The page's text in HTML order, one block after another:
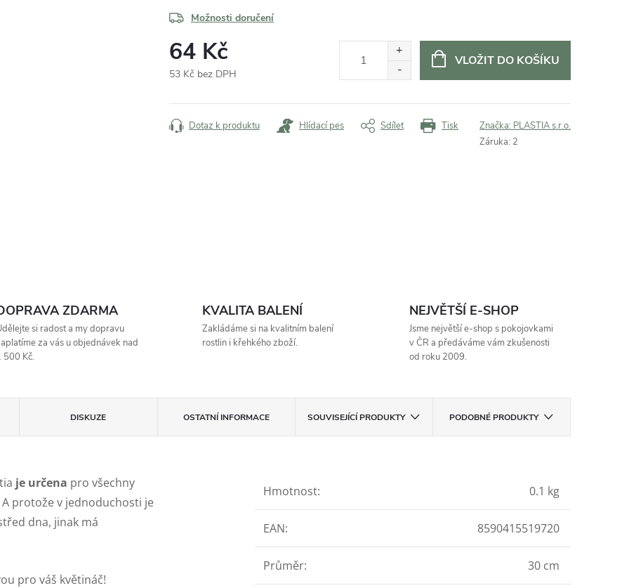
Možnosti doručení
64 Kč
53 Kč bez DPH
cena:
VLOŽIT DO KOŠÍKU
Tisk
Dotaz k produktu Hlídací pes Sdílet Značka: PLASTIA s.r.o.
Záruka: 2
ZDARMA
si radost a my dopravu
za vás u objednávek nad
500 Kč.
KVALITA BALENÍ
Zakládáme si na kvalitním balení
rostlin i křehkého zboží.
NEJVĚTŠÍ E-SHOP
Jsme největší e-shop s pokojovkami
v ČR a předáváme vám zkušenosti
od roku 2009.
DISKUZE OSTATNÍ INFORMACE SOUVISEJÍCÍ PRODUKTY PODOBNÉ PRODUKTY
je určena pro všechny
A protože v jednoduchosti je
dna, jinak má
pro váš květináč!
Hmotnost: 0.1 kg
EAN: 8590415519720
Průměr: 30 cm